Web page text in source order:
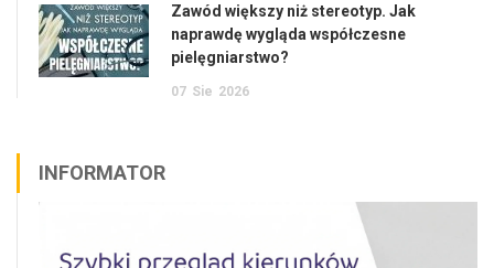
Zawód większy niż stereotyp. Jak
naprawdę wygląda współczesne
pielęgniarstwo?
07 Sie 2026
INFORMATOR